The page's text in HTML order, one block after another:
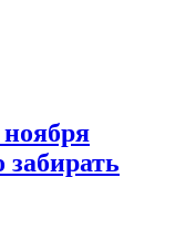
забирать